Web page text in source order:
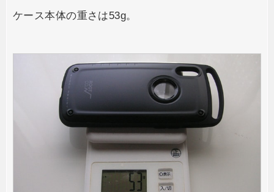
ケース本体の重さは53g。